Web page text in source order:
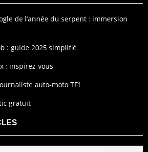
de l’année du serpent : immersion
: guide 2025 simplifié
: inspirez-vous
auto-moto TF1
gratuit